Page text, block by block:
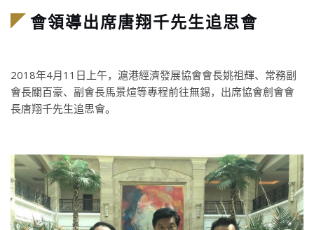
會領導出席唐翔千先生追思會
2018年4月11日上午，滬港經濟發展協會會長姚祖輝、常務副
會長關百豪、副會長馬景煊等專程前往無錫，出席協會創會會
長唐翔千先生追思會。